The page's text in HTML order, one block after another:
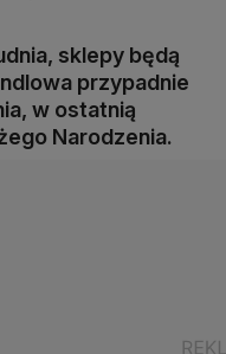
sklepy będą
przypadnie
w ostatnią
Narodzenia.